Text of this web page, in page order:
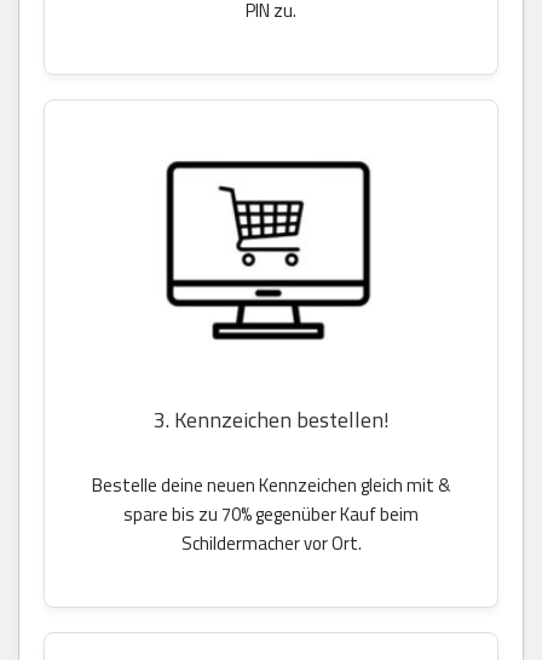
PIN zu.
3. Kennzeichen bestellen!
Bestelle deine neuen Kennzeichen gleich mit &
spare bis zu 70% gegenüber Kauf beim
Schildermacher vor Ort.